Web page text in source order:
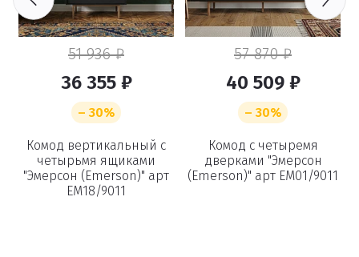
51 936 ₽
36 355 ₽
– 30%
Комод вертикальный с
четырьмя ящиками
"Эмерсон (Emerson)" арт
EM18/9011
57 870 ₽
40 509 ₽
– 30%
Комод с четыремя
дверками "Эмерсон
(Emerson)" арт EM01/9011
Удаление
товаров